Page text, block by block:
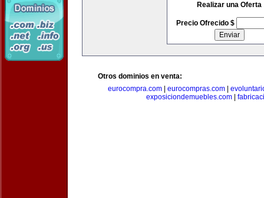
Realizar una Oferta
Precio Ofrecido $
Otros dominios en venta:
eurocompra.com| eurocompras.com|
exposiciondemuebles.com|